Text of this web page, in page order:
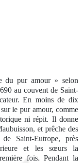
du pur amour » selon
au couvent de Saint-
En moins de dix
le pur amour, comme
ni répit. Il donne
et prêche des
Saint-Eutrope, près
et les sœurs la
fois. Pendant la